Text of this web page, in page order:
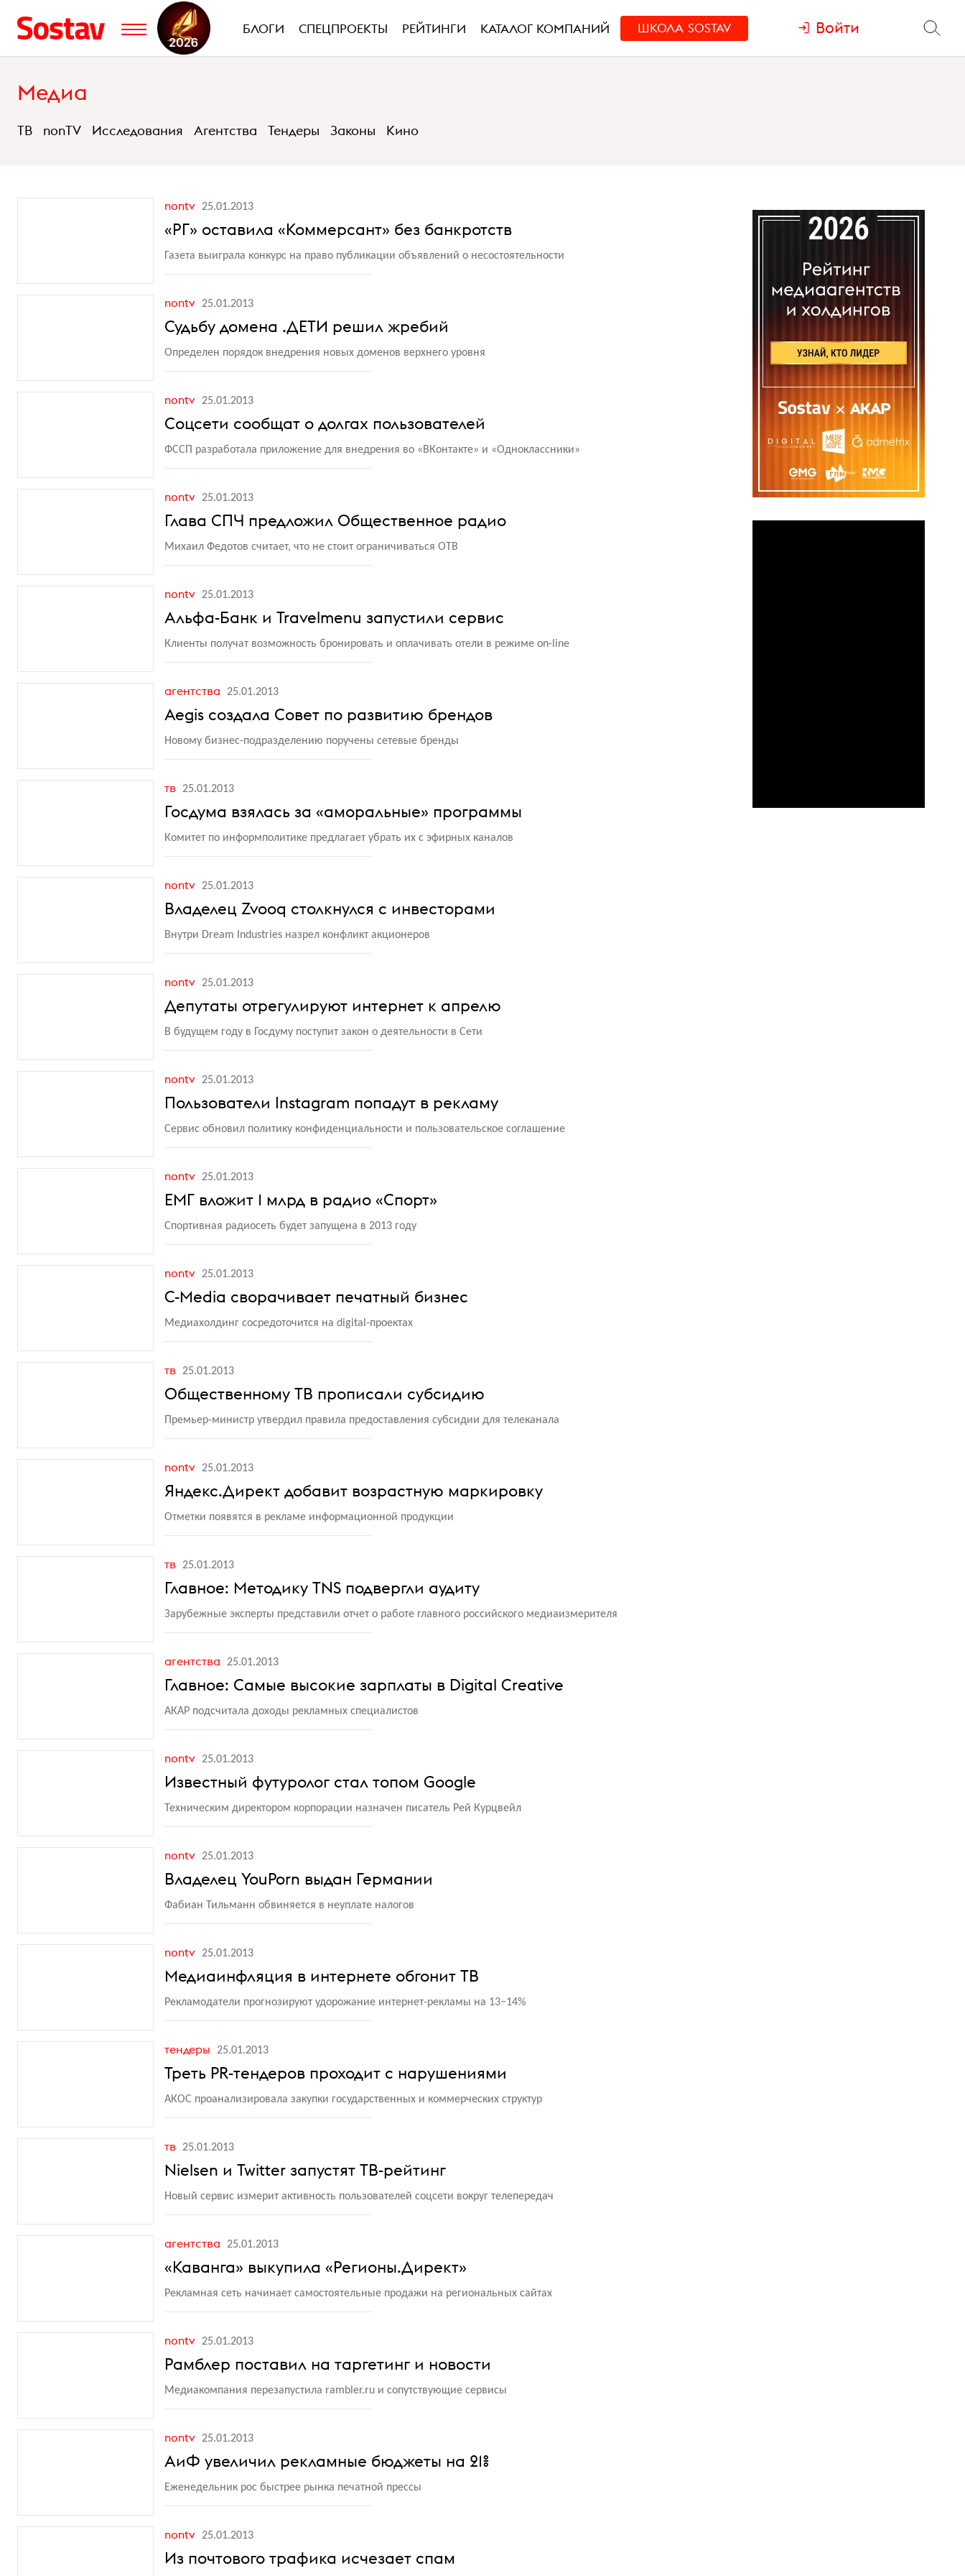
БЛОГИ СПЕЦПРОЕКТЫ РЕЙТИНГИ КАТАЛОГ КОМПАНИЙ ШКОЛА SOSTAV Войти
Медиа
ТВ nonTV Исследования Агентства Тендеры Законы Кино
nontv 25.01.2013
«РГ» оставила «Коммерсант» без банкротств
Газета выиграла конкурс на право публикации объявлений о несостоятельности
nontv 25.01.2013
Судьбу домена .ДЕТИ решил жребий
Определен порядок внедрения новых доменов верхнего уровня
nontv 25.01.2013
Соцсети сообщат о долгах пользователей
ФССП разработала приложение для внедрения во «ВКонтакте» и «Одноклассники»
nontv 25.01.2013
Глава СПЧ предложил Общественное радио
Михаил Федотов считает, что не стоит ограничиваться ОТВ
nontv 25.01.2013
Альфа-Банк и Travelmenu запустили сервис
Клиенты получат возможность бронировать и оплачивать отели в режиме on-line
агентства 25.01.2013
Aegis создала Совет по развитию брендов
Новому бизнес-подразделению поручены сетевые бренды
тв 25.01.2013
Госдума взялась за «аморальные» программы
Комитет по информполитике предлагает убрать их с эфирных каналов
nontv 25.01.2013
Владелец Zvooq столкнулся с инвесторами
Внутри Dream Industries назрел конфликт акционеров
nontv 25.01.2013
Депутаты отрегулируют интернет к апрелю
В будущем году в Госдуму поступит закон о деятельности в Сети
nontv 25.01.2013
Пользователи Instagram попадут в рекламу
Сервис обновил политику конфиденциальности и пользовательское соглашение
nontv 25.01.2013
ЕМГ вложит 1 млрд в радио «Спорт»
Спортивная радиосеть будет запущена в 2013 году
nontv 25.01.2013
C-Media сворачивает печатный бизнес
Медиахолдинг сосредоточится на digital-проектах
тв 25.01.2013
Общественному ТВ прописали субсидию
Премьер-министр утвердил правила предоставления субсидии для телеканала
nontv 25.01.2013
Яндекс.Директ добавит возрастную маркировку
Отметки появятся в рекламе информационной продукции
тв 25.01.2013
Главное: Методику TNS подвергли аудиту
Зарубежные эксперты представили отчет о работе главного российского медиаизмерителя
агентства 25.01.2013
Главное: Самые высокие зарплаты в Digital Creative
АКАР подсчитала доходы рекламных специалистов
nontv 25.01.2013
Известный футуролог стал топом Google
Техническим директором корпорации назначен писатель Рей Курцвейл
nontv 25.01.2013
Владелец YouPorn выдан Германии
Фабиан Тильманн обвиняется в неуплате налогов
nontv 25.01.2013
Медиаинфляция в интернете обгонит ТВ
Рекламодатели прогнозируют удорожание интернет-рекламы на 13−14%
тендеры 25.01.2013
Треть PR-тендеров проходит с нарушениями
АКОС проанализировала закупки государственных и коммерческих структур
тв 25.01.2013
Nielsen и Twitter запустят ТВ-рейтинг
Новый сервис измерит активность пользователей соцсети вокруг телепередач
агентства 25.01.2013
«Каванга» выкупила «Регионы.Директ»
Рекламная сеть начинает самостоятельные продажи на региональных сайтах
nontv 25.01.2013
Рамблер поставил на таргетинг и новости
Медиакомпания перезапустила rambler.ru и сопутствующие сервисы
nontv 25.01.2013
АиФ увеличил рекламные бюджеты на 21%
Еженедельник рос быстрее рынка печатной прессы
nontv 25.01.2013
Из почтового трафика исчезает спам